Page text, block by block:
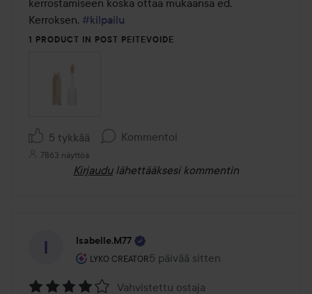
kerrostamiseen koska ottaa mukaansa ed.
Kerroksen. #kilpailu
1 PRODUCT IN POST PEITEVOIDE
5 tykkää Kommentoi
7863 näyttöä
Kirjaudu lähettääksesi kommentin
Isabelle.m77
LYKO CREATOR
Käyttäjän rooli: Lyko Creator.
5 päivää sitten
Viesti luotiin 5 päivää sitten
Vahvistettu ostaja